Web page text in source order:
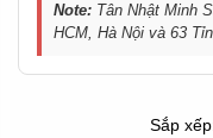
Note: Tân Nhật Minh
HCM, Hà Nội và 63
Sắp